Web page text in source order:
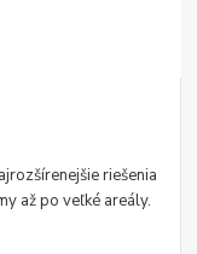
riešenia
až po veľké areály.